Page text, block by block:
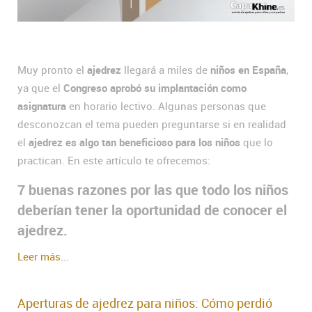
Muy pronto el ajedrez llegará a miles de niños en España,
ya que el Congreso aprobó su implantación como
asignatura en horario lectivo. Algunas personas que
desconozcan el tema pueden preguntarse si en realidad
el ajedrez es algo tan beneficioso para los niños que lo
practican. En este artículo te ofrecemos:
7 buenas razones por las que todo los niños
deberían tener la oportunidad de conocer el
ajedrez.
Leer más...
Aperturas de ajedrez para niños: Cómo perdió